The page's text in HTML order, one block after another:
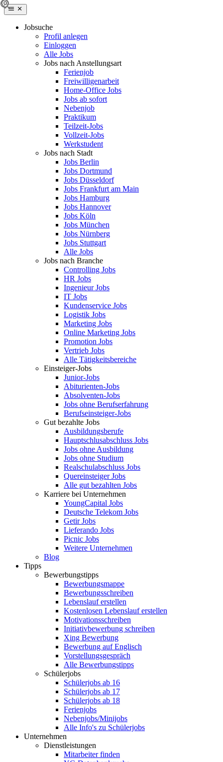
Jobsuche
Profil anlegen
Einloggen
Alle Jobs
Jobs nach Anstellungsart
Ferienjob
Freiwilligenarbeit
Home-Office Jobs
Jobs ab sofort
Nebenjob
Praktikum
Teilzeit-Jobs
Vollzeit-Jobs
Werkstudent
Jobs nach Stadt
Jobs Berlin
Jobs Dortmund
Jobs Düsseldorf
Jobs Frankfurt am Main
Jobs Hamburg
Jobs Hannover
Jobs Köln
Jobs München
Jobs Nürnberg
Jobs Stuttgart
Alle Jobs
Jobs nach Branche
Controlling Jobs
HR Jobs
Ingenieur Jobs
IT Jobs
Kundenservice Jobs
Logistik Jobs
Marketing Jobs
Online Marketing Jobs
Promotion Jobs
Vertrieb Jobs
Alle Tätigkeitsbereiche
Einsteiger-Jobs
Junior-Jobs
Abiturienten-Jobs
Absolventen-Jobs
Jobs ohne Berufserfahrung
Berufseinsteiger-Jobs
Gut bezahlte Jobs
Ausbildungsberufe
Hauptschlusabschluss Jobs
Jobs ohne Ausbildung
Jobs ohne Studium
Realschulabschluss Jobs
Quereinsteiger Jobs
Alle gut bezahlten Jobs
Karriere bei Unternehmen
YoungCapital Jobs
Deutsche Telekom Jobs
Getir Jobs
Lieferando Jobs
Picnic Jobs
Weitere Unternehmen
Blog
Tipps
Bewerbungstipps
Bewerbungsmappe
Bewerbungsschreiben
Lebenslauf erstellen
Kostenlosen Lebenslauf erstellen
Motivationsschreiben
Initiativbewerbung schreiben
Xing Bewerbung
Bewerbung auf Englisch
Vorstellungsgespräch
Alle Bewerbungstipps
Schülerjobs
Schülerjobs ab 16
Schülerjobs ab 17
Schülerjobs ab 18
Ferienjobs
Nebenjobs/Minijobs
Alle Info's zu Schülerjobs
Unternehmen
Dienstleistungen
Mitarbeiter finden